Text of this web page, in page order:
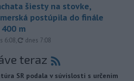
šiesty na stovke,
postúpila do finále
m
6:08, aktualizované
dnes 7:08
teraz
SR podala v súvislosti s určením